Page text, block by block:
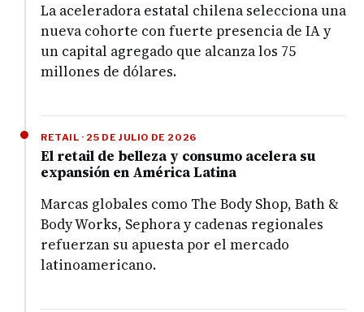
La aceleradora estatal chilena selecciona una
nueva cohorte con fuerte presencia de IA y
un capital agregado que alcanza los 75
millones de dólares.
RETAIL · 25 DE JULIO DE 2026
El retail de belleza y consumo acelera su
expansión en América Latina
Marcas globales como The Body Shop, Bath &
Body Works, Sephora y cadenas regionales
refuerzan su apuesta por el mercado
latinoamericano.